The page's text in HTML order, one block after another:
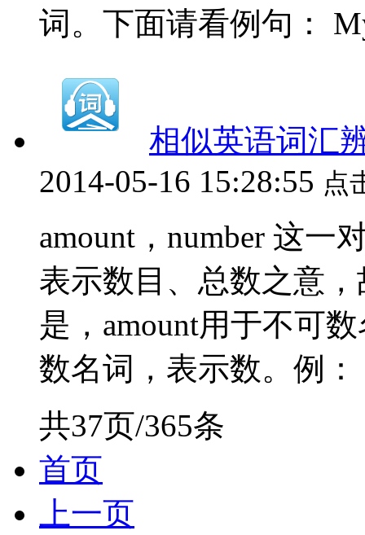
词。下面请看例句：
相似英语词汇
2014-05-16 15:28:55 点
amount，number 这一
表示数目、总数之意
是，amount用于不可
数名词，表示数。例：
共37页/365条
首页
上一页